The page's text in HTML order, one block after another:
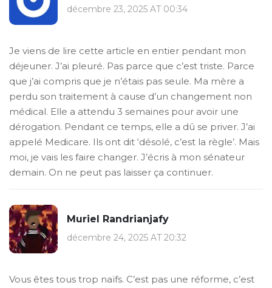
décembre 23, 2025 AT 00:34
Je viens de lire cette article en entier pendant mon
déjeuner. J’ai pleuré. Pas parce que c’est triste. Parce
que j’ai compris que je n’étais pas seule. Ma mère a
perdu son traitement à cause d’un changement non
médical. Elle a attendu 3 semaines pour avoir une
dérogation. Pendant ce temps, elle a dû se priver. J’ai
appelé Medicare. Ils ont dit ‘désolé, c’est la règle’. Mais
moi, je vais les faire changer. J’écris à mon sénateur
demain. On ne peut pas laisser ça continuer.
Muriel Randrianjafy
décembre 24, 2025 AT 20:32
Vous êtes tous trop naïfs. C’est pas une réforme, c’est